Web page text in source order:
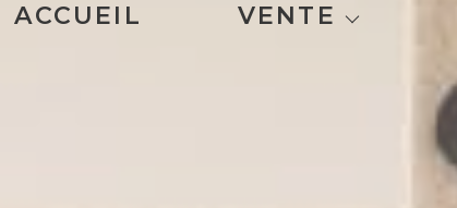
ACCUEIL VENTE